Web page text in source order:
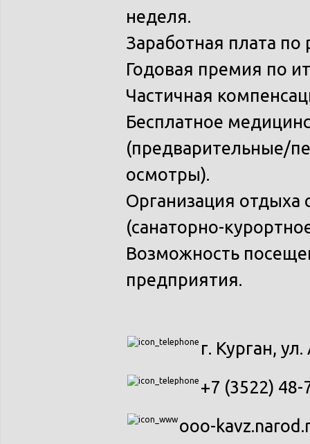
неделя.
Заработная плата по
Годовая премия по
Частичная
Бесплатное
(предварительные/
осмотры).
Организация отдыха
(санаторно-
Возможность
предприятия.
г. Курган,
+7 (3522) 48-
ooo-